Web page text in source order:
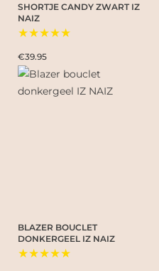
SHORTJE CANDY ZWART IZ
NAIZ
★★★★★
€39.95
BLAZER BOUCLET
DONKERGEEL IZ NAIZ
★★★★★